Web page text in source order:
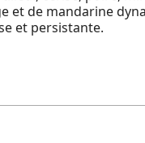
et de mandarine
et persistante.